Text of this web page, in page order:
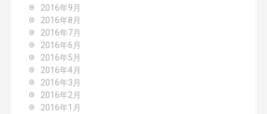
2016年9月
2016年8月
2016年7月
2016年6月
2016年5月
2016年4月
2016年3月
2016年2月
2016年1月